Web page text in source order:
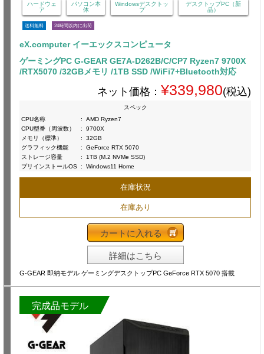
ハードウェ
ア
パソコン本
体
Windowsデスクトッ
プ
デスクトップPC（新
品）
送料無料 24時間以内に出荷
eX.computer イーエックスコンピュータ
ゲーミングPC G-GEAR GE7A-D262B/C/CP7 Ryzen7 9700X
/RTX5070 /32GBメモリ /1TB SSD /WiFi7+Bluetooth対応
ネット価格： ¥339,980(税込)
スペック
CPU名称
:
AMD Ryzen7
CPU型番（周波数）
:
9700X
メモリ（標準）
:
32GB
グラフィック機能
:
GeForce RTX 5070
ストレージ容量
:
1TB (M.2 NVMe SSD)
プリインストールOS : Windows11 Home
在庫状況
在庫あり
カートに入れる
詳細はこちら
G-GEAR 即納モデル ゲーミングデスクトップPC GeForce RTX 5070 搭載
完成品モデル